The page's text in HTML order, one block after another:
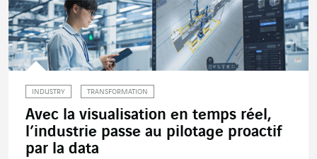
INDUSTRY TRANSFORMATION
Avec la visualisation en temps réel,
l’industrie passe au pilotage proactif
par la data